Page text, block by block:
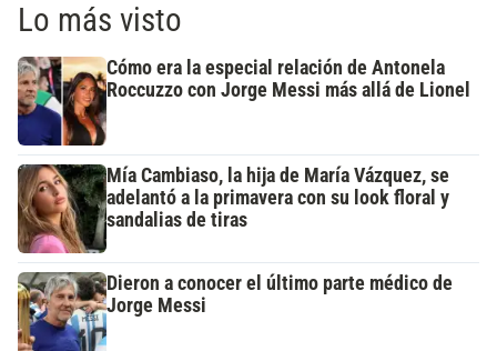
Lo más visto
Cómo era la especial relación de Antonela
Roccuzzo con Jorge Messi más allá de Lionel
Mía Cambiaso, la hija de María Vázquez, se
adelantó a la primavera con su look floral y
sandalias de tiras
Dieron a conocer el último parte médico de
Jorge Messi